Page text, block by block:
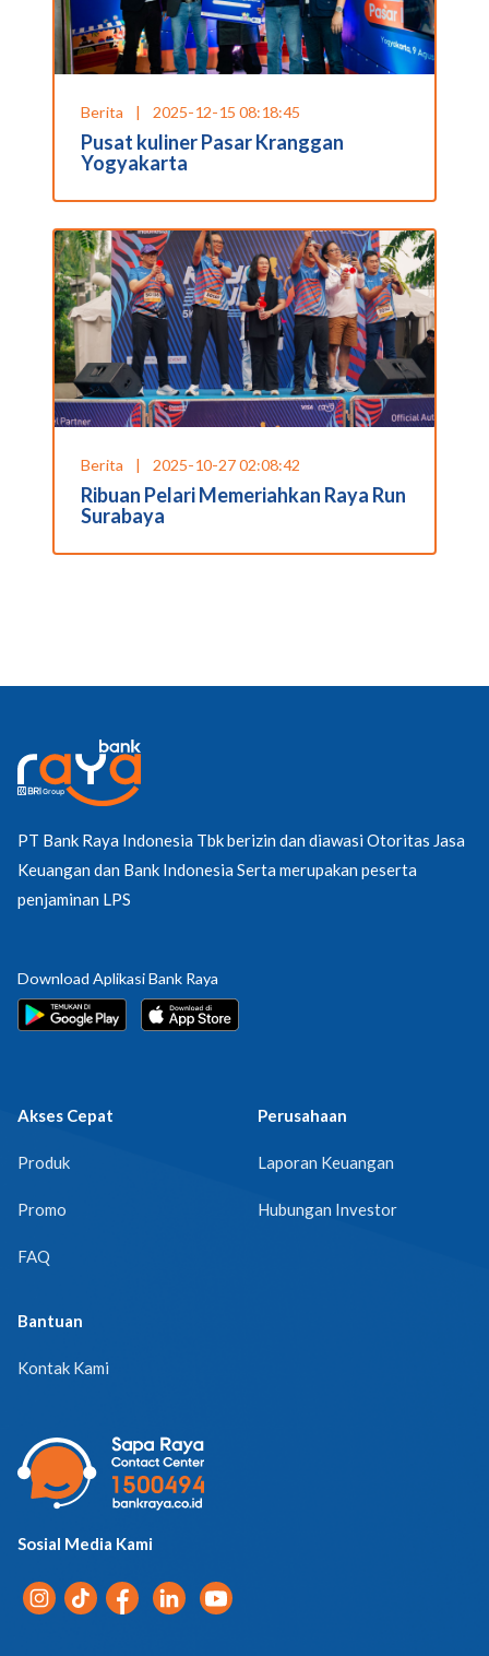
Berita | 2025-12-15 08:18:45
Pusat kuliner Pasar Kranggan
Yogyakarta
Berita | 2025-10-27 02:08:42
Ribuan Pelari Memeriahkan Raya Run
Surabaya
PT Bank Raya Indonesia Tbk berizin dan diawasi Otoritas Jasa
Keuangan dan Bank Indonesia Serta merupakan peserta
penjaminan LPS
Download Aplikasi Bank Raya
Akses Cepat
Produk
Promo
FAQ
Perusahaan
Laporan Keuangan
Hubungan Investor
Bantuan
Kontak Kami
Sosial Media Kami